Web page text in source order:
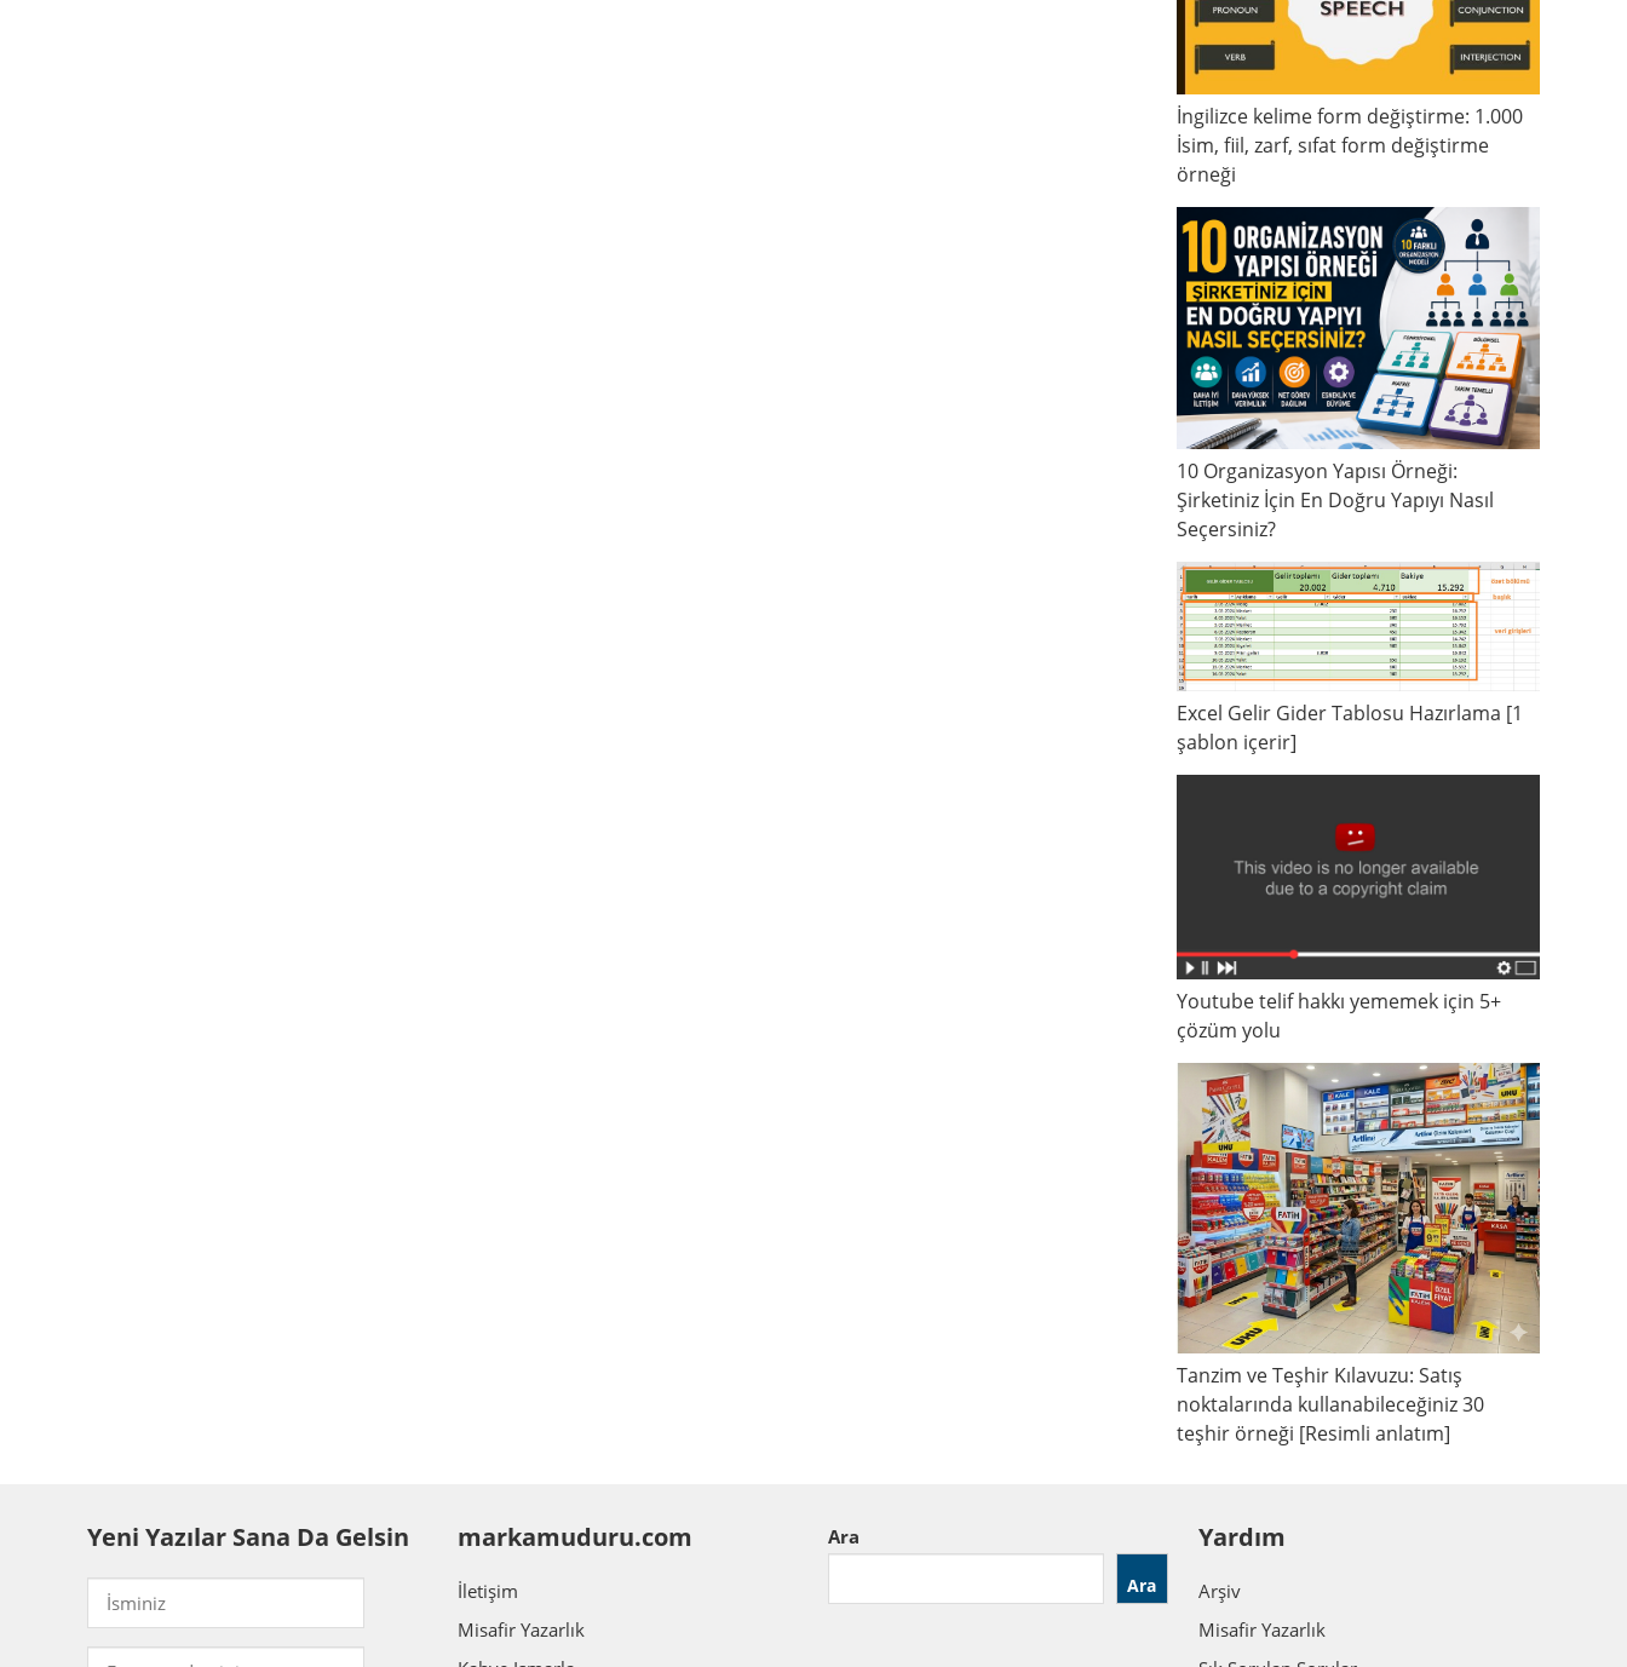
İngilizce kelime form değiştirme: 1.000
İsim, fiil, zarf, sıfat form değiştirme
örneği
10 Organizasyon Yapısı Örneği:
Şirketiniz İçin En Doğru Yapıyı Nasıl
Seçersiniz?
Excel Gelir Gider Tablosu Hazırlama [1
şablon içerir]
Youtube telif hakkı yememek için 5+
çözüm yolu
Tanzim ve Teşhir Kılavuzu: Satış
noktalarında kullanabileceğiniz 30
teşhir örneği [Resimli anlatım]
Yeni Yazılar Sana Da Gelsin markamuduru.com
İletişim
Misafir Yazarlık
Ara
Ara
Yardım
Arşiv
Misafir Yazarlık